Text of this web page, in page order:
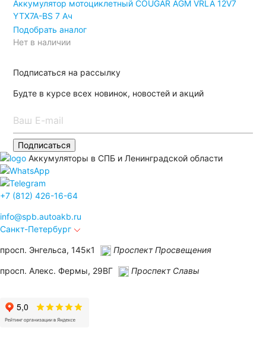
Аккумулятор мотоциклетный COUGAR AGM VRLA 12V7
YTX7A-BS 7 Ач
Подобрать аналог
Нет в наличии
Подписаться на рассылку
Будте в курсе всех новинок, новостей и акций
Подписаться
Аккумуляторы в СПБ и Ленинградской области
+7 (812) 426-16-64
info@spb.autoakb.ru
Санкт-Петербург
просп. Энгельса, 145к1 Проспект Просвещения
просп. Алекс. Фермы, 29ВГ Проспект Славы